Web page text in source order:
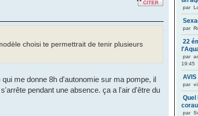
choisi te permettrait de tenir plusieurs
me donne 8h d'autonomie sur ma pompe, il
pendant une absence. ça a l'air d'être du
par
par
22
par
19:45
AVIS
par
Quel
par